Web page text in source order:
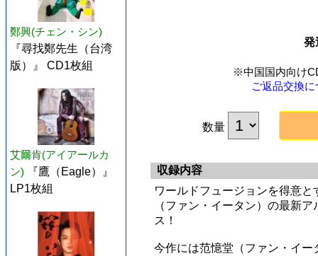
鄭興(チェン・シン)
『尋找鄭先生（台湾
版）』 CD1枚組
艾爾肯(アイアールカ
ン)
『鷹（Eagle）』
LP1枚組
発
※中国国内向け
ご返品交換
数量
収録内容
ワールドフュージョンを得意
（ファン・イータン）の最新
ス！
今作には范憶堂（ファン・イ